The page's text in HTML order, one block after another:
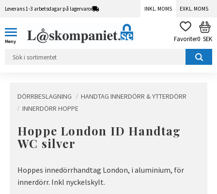
Leverans 1-3 arbetsdagar på lagervaror INKL. MOMS EXKL. MOMS
FAVORITER
0 SEK
DÖRRBESLAGNING
HANDTAG INNERDÖRR & YTTERDÖRR
INNERDÖRR HOPPE
Hoppe London ID Handtag
WC silver
Hoppes innedörrhandtag London, i aluminium, för
innerdörr. Inkl nyckelskylt.